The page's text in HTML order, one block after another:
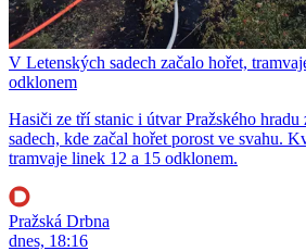
V Letenských sadech začalo hořet,
odklonem
Hasiči ze tří stanic i útvar Pražského
sadech, kde začal hořet porost ve svahu.
tramvaje linek 12 a 15 odklonem.
Pražská Drbna
dnes, 18:16